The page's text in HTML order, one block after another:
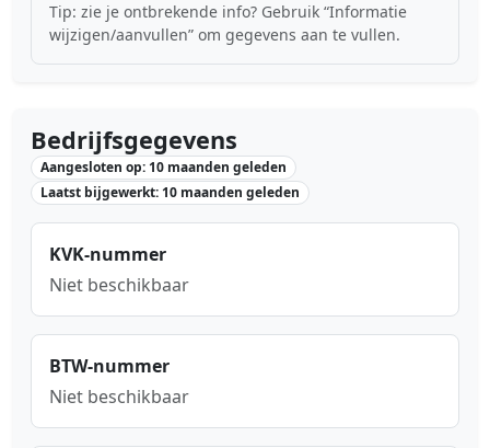
Tip: zie je ontbrekende info? Gebruik “Informatie
wijzigen/aanvullen” om gegevens aan te vullen.
Bedrijfsgegevens
Aangesloten op: 10 maanden geleden
Laatst bijgewerkt: 10 maanden geleden
KVK-nummer
Niet beschikbaar
BTW-nummer
Niet beschikbaar